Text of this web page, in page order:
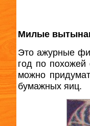
Милые
Это ажурные
год по
можно
бумажных яиц.